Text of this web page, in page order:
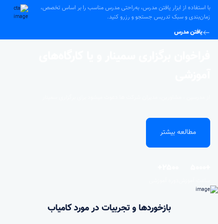
با استفاده از ابزار یافتن مدرس، به‌راحتی مدرس مناسب را بر اساس تخصص،
زمان‌بندی و سبک تدریس جستجو و رزرو کنید.
یافتن مدرس
مطالعه بیشتر
بازخوردها و تجربیات در مورد کامیاب